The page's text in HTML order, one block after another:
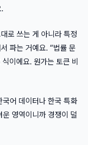
로 쓰는 게 아니라 특정
파는 거예요. “법률 문
이에요. 원가는 토큰 비
어 데이터나 한국 특화
영역이니까 경쟁이 덜